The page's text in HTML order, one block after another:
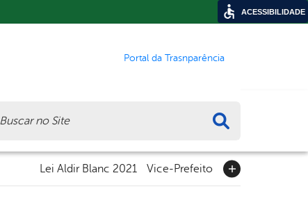
Portal da Trasnparência
Lei Aldir Blanc 2021 Vice-Prefeito
ACESSIBILIDADE